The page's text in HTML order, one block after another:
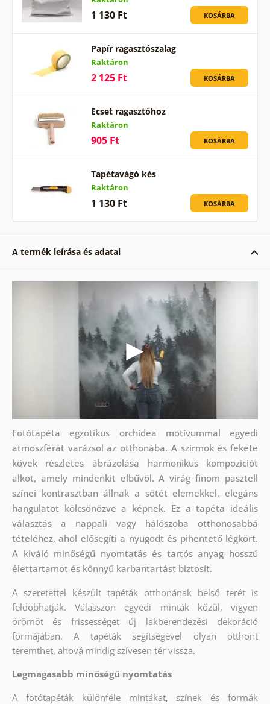
1 130 Ft KOSÁRBA
Papír ragasztószalag
Raktáron
2 125 Ft KOSÁRBA
Ecset ragasztóhoz
Raktáron
905 Ft KOSÁRBA
Tapétavágó kés
Raktáron
1 130 Ft KOSÁRBA
A termék leírása és adatai
Fotótapéta egzotikus orchidea motívummal egyedi
atmoszférát varázsol az otthonába. A szirmok és fekete
kövek részletes ábrázolása harmonikus kompozíciót
alkot, amely mindenkit elbűvöl. A virág finom pasztell
színei kontrasztban állnak a sötét elemekkel, elegáns
hangulatot kölcsönözve a képnek. Ez a tapéta ideális
választás a nappali vagy hálószoba otthonosabbá
tételéhez, ahol elősegíti a nyugodt és pihentető légkört.
A kiváló minőségű nyomtatás és tartós anyag hosszú
élettartamot és könnyű karbantartást biztosít.
A szeretettel készült tapéták otthonának belső terét is
feldobhatják. Válasszon egyedi minták közül, vigyen
örömöt és frissességet új lakberendezési dekoráció
formájában. A tapéták segítségével olyan otthont
teremthet, ahová mindig szívesen tér vissza.
Legmagasabb minőségű nyomtatás
A fotótapéták különféle mintákat, színek és formák